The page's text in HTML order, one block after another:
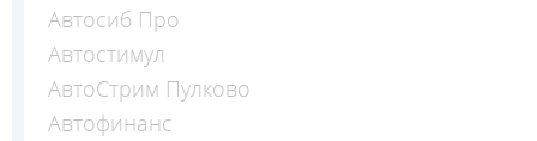
Автосиб Про
Автостимул
АвтоСтрим Пулково
Автофинанс